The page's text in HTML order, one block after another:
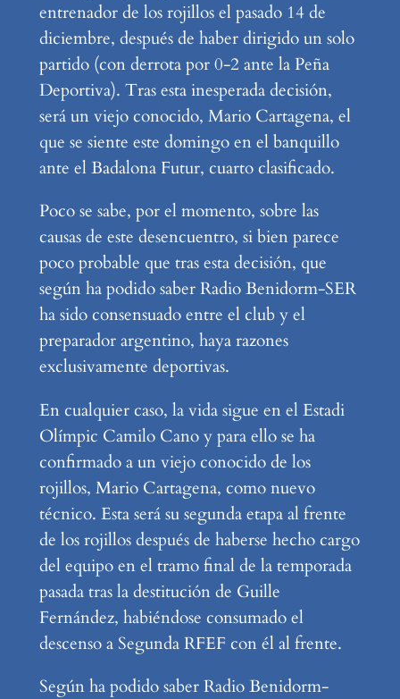
entrenador de los rojillos el pasado 14 de
diciembre, después de haber dirigido un solo
partido (con derrota por 0-2 ante la Peña
Deportiva). Tras esta inesperada decisión,
será un viejo conocido, Mario Cartagena, el
que se siente este domingo en el banquillo
ante el Badalona Futur, cuarto clasificado.
Poco se sabe, por el momento, sobre las
causas de este desencuentro, si bien parece
poco probable que tras esta decisión, que
según ha podido saber Radio Benidorm-SER
ha sido consensuado entre el club y el
preparador argentino, haya razones
exclusivamente deportivas.
En cualquier caso, la vida sigue en el Estadi
Olímpic Camilo Cano y para ello se ha
confirmado a un viejo conocido de los
rojillos, Mario Cartagena, como nuevo
técnico. Esta será su segunda etapa al frente
de los rojillos después de haberse hecho cargo
del equipo en el tramo final de la temporada
pasada tras la destitución de Guille
Fernández, habiéndose consumado el
descenso a Segunda RFEF con él al frente.
Según ha podido saber Radio Benidorm-